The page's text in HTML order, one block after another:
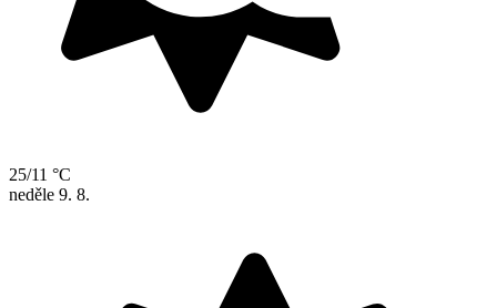
25/11 °C
neděle 9. 8.